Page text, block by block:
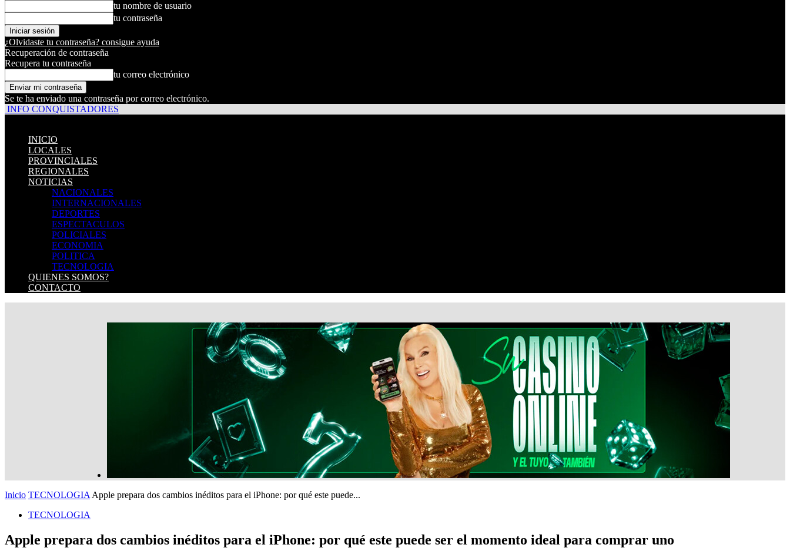
tu nombre de usuario
tu contraseña
¿Olvidaste tu contraseña? consigue ayuda
Recuperación de contraseña
Recupera tu contraseña
tu correo electrónico
Se te ha enviado una contraseña por correo electrónico.
INFO CONQUISTADORES
INICIO
LOCALES
PROVINCIALES
REGIONALES
NOTICIAS
NACIONALES
INTERNACIONALES
DEPORTES
ESPECTACULOS
POLICIALES
ECONOMIA
POLITICA
TECNOLOGIA
QUIENES SOMOS?
CONTACTO
Inicio TECNOLOGIA Apple prepara dos cambios inéditos para el iPhone: por qué este puede...
TECNOLOGIA
Apple prepara dos cambios inéditos para el iPhone: por qué este puede ser el momento ideal para comprar uno